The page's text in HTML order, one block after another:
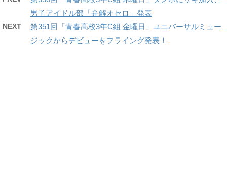
男子アイドル部「弁解オセロ」発表
NEXT
第351回「青春高校3年C組 金曜日」ユニバーサルミュー
ジックからデビューをフライング発表！